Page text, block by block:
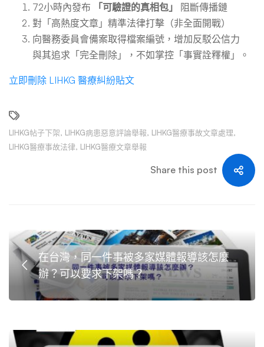
72小時內發布 「可驗證的真相包」
阻斷傳播鏈
對「高熱度文章」精準法律打擊（非全面開戰）
向醫務委員會備案取得檔案編號，增加反駁公信力
與其追求「完全刪除」，不如掌控「事實詮釋權」。
立即刪除 LIHKG 醫療糾紛貼文
LIHKG帖子下架, LIHKG病患惡意評論舉報, LIHKG醫療事故文章處理,
LIHKG醫療事故法律, LIHKG醫療文章舉報
Share this post
在台灣，同一件事被多家媒體報導該怎麼
辦？可以要求下架嗎？